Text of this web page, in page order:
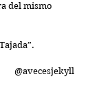
del mismo
@avecesjekyll